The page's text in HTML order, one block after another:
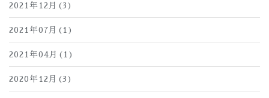
2021年12月(3)
2021年07月(1)
2021年04月(1)
2020年12月(3)